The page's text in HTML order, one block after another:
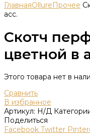
ГлавнаяOllureПрочее
асс.
Скотч
цветной в
Этого товара нет в
Сравнить
В избранное
Артикул: Н/Д
Поделиться
Facebook Twitter